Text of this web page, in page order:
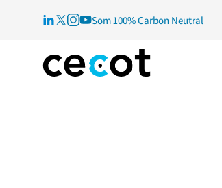
Som 100% Carbon Neutral